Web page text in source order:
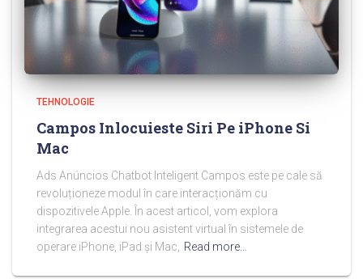
TEHNOLOGIE
Campos Inlocuieste Siri Pe iPhone Si
Mac
Ads Anúncios Chatbot Inteligent Campos este pe cale să
revoluționeze modul în care interacționăm cu
dispozitivele Apple. În acest articol, vom explora
integrarea acestui nou asistent virtual în sistemele de
operare iPhone, iPad și Mac,
Read more…